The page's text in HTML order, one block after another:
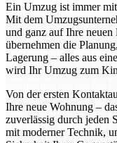
Ein Umzug ist immer
Mit dem
und ganz auf Ihre
übernehmen die
Lagerung – alles aus
wird Ihr Umzug zum
Von der ersten
Ihre neue Wohnung –
zuverlässig durch jeden
mit moderner Technik,